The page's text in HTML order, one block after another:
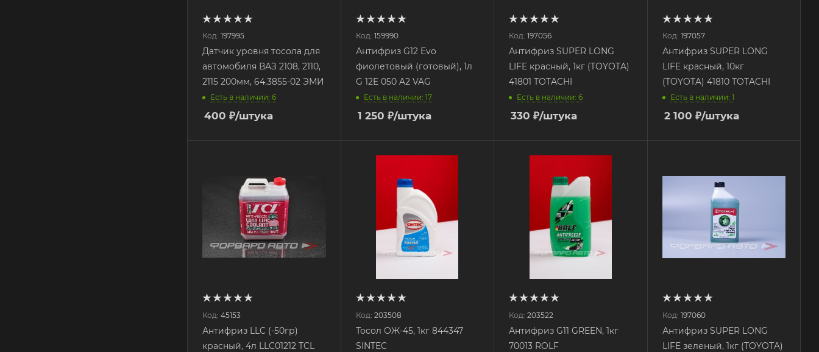
Код: 197995
Датчик уровня тосола для
автомобиля ВАЗ 2108, 2110,
2115 200мм, 64.3855-02 ЭМИ
Есть в наличии: 6
400 ₽/штука
Код: 159990
Антифриз G12 Evo
фиолетовый (готовый), 1л
G 12E 050 A2 VAG
Есть в наличии: 17
1 250 ₽/штука
Код: 197056
Антифриз SUPER LONG
LIFE красный, 1кг (TOYOTA)
41801 TOTACHI
Есть в наличии: 6
330 ₽/штука
Код: 197057
Антифриз SUPER LONG
LIFE красный, 10кг
(TOYOTA) 41810 TOTACHI
Есть в наличии: 1
2 100 ₽/штука
Код: 45153
Антифриз LLC (-50гр)
красный, 4л LLC01212 TCL
Код: 203508
Тосол ОЖ-45, 1кг 844347
SINTEC
Код: 203522
Антифриз G11 GREEN, 1кг
70013 ROLF
Код: 197060
Антифриз SUPER LONG
LIFE зеленый, 1кг (TOYOTA)